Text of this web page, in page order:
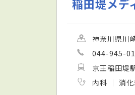
稲田堤メデ
神奈川県川
044-945-
京王稲田堤
内科
消